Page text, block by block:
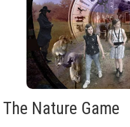
The Nature Game